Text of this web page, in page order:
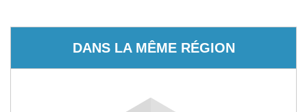
DANS LA MÊME RÉGION